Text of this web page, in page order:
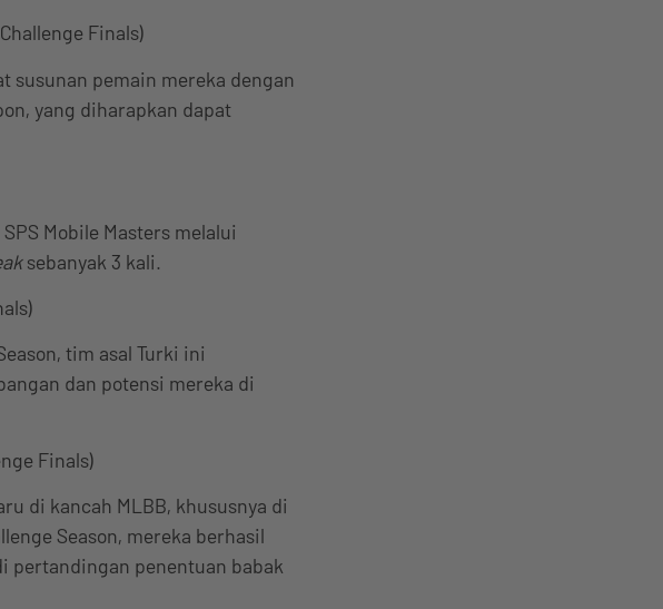
Finals)
susunan pemain mereka dengan
yang diharapkan dapat
Mobile Masters melalui
sebanyak 3 kali.
tim asal Turki ini
dan potensi mereka di
Finals)
di kancah MLBB, khususnya di
Season, mereka berhasil
pertandingan penentuan babak